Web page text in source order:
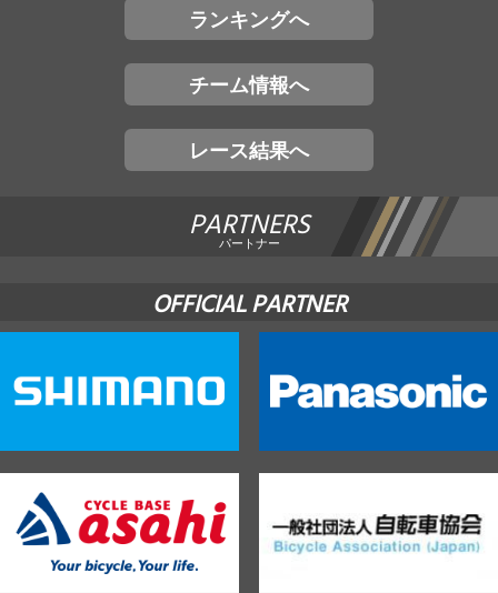
ランキングへ
チーム情報へ
レース結果へ
PARTNERS
パートナー
OFFICIAL PARTNER